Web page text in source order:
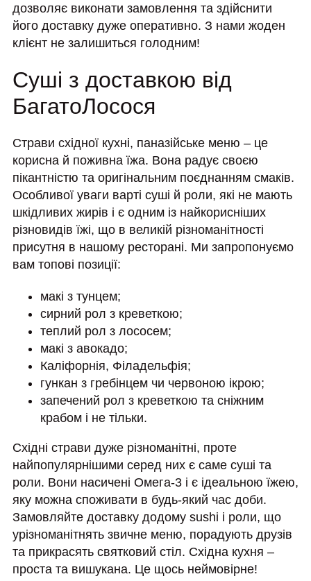
дозволяє виконати замовлення та здійснити
його доставку дуже оперативно. З нами жоден
клієнт не залишиться голодним!
Суші з доставкою від
БагатоЛосося
Страви східної кухні, паназійське меню – це
корисна й поживна їжа. Вона радує своєю
пікантністю та оригінальним поєднанням смаків.
Особливої уваги варті суші й роли, які не мають
шкідливих жирів і є одним із найкорисніших
різновидів їжі, що в великій різноманітності
присутня в нашому ресторані. Ми запропонуємо
вам топові позиції:
макі з тунцем;
сирний рол з креветкою;
теплий рол з лососем;
макі з авокадо;
Каліфорнія, Філадельфія;
гункан з гребінцем чи червоною ікрою;
запечений рол з креветкою та сніжним
крабом і не тільки.
Східні страви дуже різноманітні, проте
найпопулярнішими серед них є саме суші та
роли. Вони насичені Омега-3 і є ідеальною їжею,
яку можна споживати в будь-який час доби.
Замовляйте доставку додому sushi і роли, що
урізноманітнять звичне меню, порадують друзів
та прикрасять святковий стіл. Східна кухня –
проста та вишукана. Це щось неймовірне!